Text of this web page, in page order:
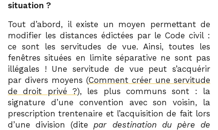
situation ?
Tout d’abord, il existe un moyen permettant de
modifier les distances édictées par le Code civil :
ce sont les servitudes de vue. Ainsi, toutes les
fenêtres situées en limite séparative ne sont pas
illégales ! Une servitude de vue peut s’acquérir
par divers moyens (Comment créer une servitude
de droit privé ?), les plus communs sont : la
signature d’une convention avec son voisin, la
prescription trentenaire et l’acquisition de fait lors
d’une division (ditepar destination du père de